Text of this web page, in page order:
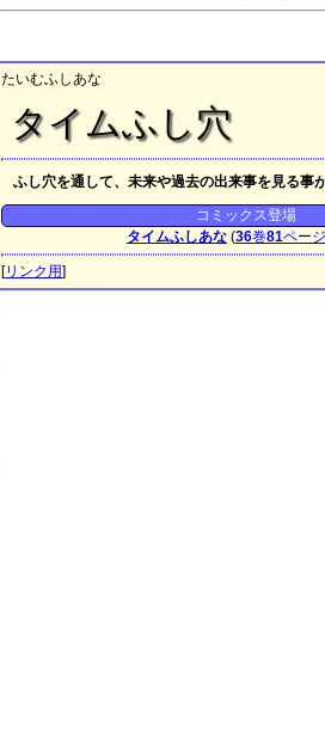
たいむふしあな
タイムふし穴
ふし穴を通して、未来や過去の出来事を見る事
コミックス登場
タイムふしあな (36巻81ページ
[リンク用]